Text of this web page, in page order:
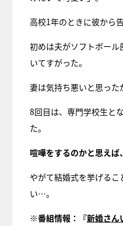
高校1年のときに彼から
初めは夫がソフトボー
いてすがった。
妻は気持ち悪いと思った
8回目は、専門学校生と
た。
喧嘩をするのかと思えば
やがて結婚式を挙げる
い…。
※番組情報：『新婚さん